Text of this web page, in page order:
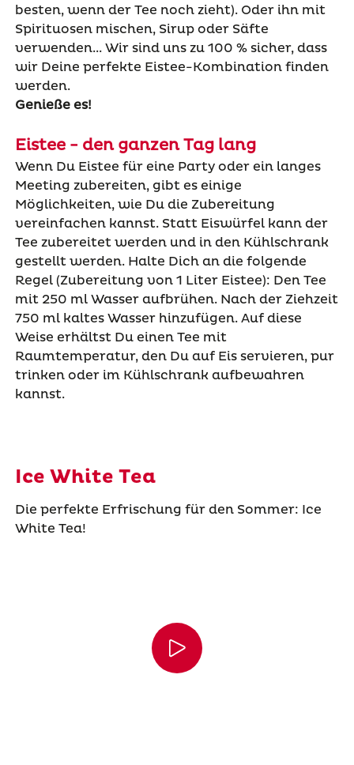
besten, wenn der Tee noch zieht). Oder ihn mit
Spirituosen mischen, Sirup oder Säfte
verwenden... Wir sind uns zu 100 % sicher, dass
wir Deine perfekte Eistee-Kombination finden
werden.
Genieße es!
Eistee - den ganzen Tag lang
Wenn Du Eistee für eine Party oder ein langes
Meeting zubereiten, gibt es einige
Möglichkeiten, wie Du die Zubereitung
vereinfachen kannst. Statt Eiswürfel kann der
Tee zubereitet werden und in den Kühlschrank
gestellt werden. Halte Dich an die folgende
Regel (Zubereitung von 1 Liter Eistee): Den Tee
mit 250 ml Wasser aufbrühen. Nach der Ziehzeit
750 ml kaltes Wasser hinzufügen. Auf diese
Weise erhältst Du einen Tee mit
Raumtemperatur, den Du auf Eis servieren, pur
trinken oder im Kühlschrank aufbewahren
kannst.
Ice White Tea
Die perfekte Erfrischung für den Sommer: Ice
White Tea!